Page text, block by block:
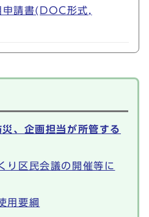
請書(DOC形式,
、企画担当が所管する
り区民会議の開催等に
用要綱